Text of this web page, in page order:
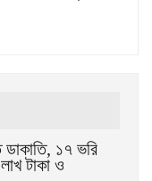
ডাকাতি, ১৭ ভরি
টাকা ও